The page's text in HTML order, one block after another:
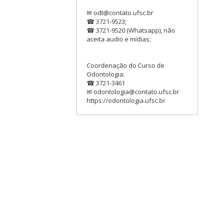
✉ odt@contato.ufsc.br
☎ 3721-9523;
☎ 3721-9520 (Whatsapp), não
aceita audio e mídias;
Coordenação do Curso de
Odontologia:
☎ 3721-3461
✉ odontologia@contato.ufsc.br
https://odontologia.ufsc.br